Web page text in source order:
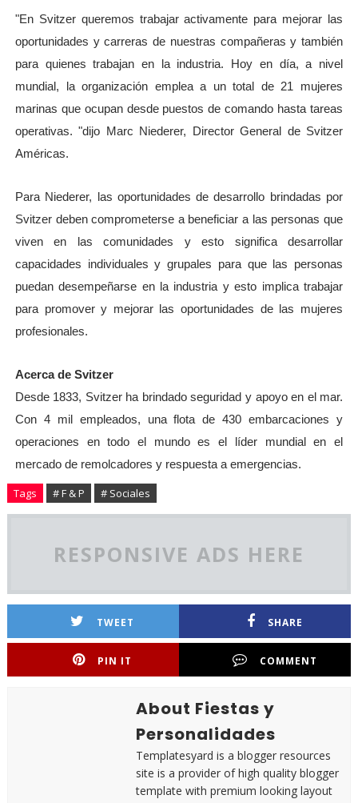
"En Svitzer queremos trabajar activamente para mejorar las
oportunidades y carreras de nuestras compañeras y también
para quienes trabajan en la industria. Hoy en día, a nivel
mundial, la organización emplea a un total de 21 mujeres
marinas que ocupan desde puestos de comando hasta tareas
operativas. "dijo Marc Niederer, Director General de Svitzer
Américas.
Para Niederer, las oportunidades de desarrollo brindadas por
Svitzer deben comprometerse a beneficiar a las personas que
viven en las comunidades y esto significa desarrollar
capacidades individuales y grupales para que las personas
puedan desempeñarse en la industria y esto implica trabajar
para promover y mejorar las oportunidades de las mujeres
profesionales.
Acerca de Svitzer
Desde 1833, Svitzer ha brindado seguridad y apoyo en el mar.
Con 4 mil empleados, una flota de 430 embarcaciones y
operaciones en todo el mundo es el líder mundial en el
mercado de remolcadores y respuesta a emergencias.
Tags # F & P # Sociales
RESPONSIVE ADS HERE
TWEET SHARE
PIN IT COMMENT
About Fiestas y
Personalidades
Templatesyard is a blogger resources
site is a provider of high quality blogger
template with premium looking layout